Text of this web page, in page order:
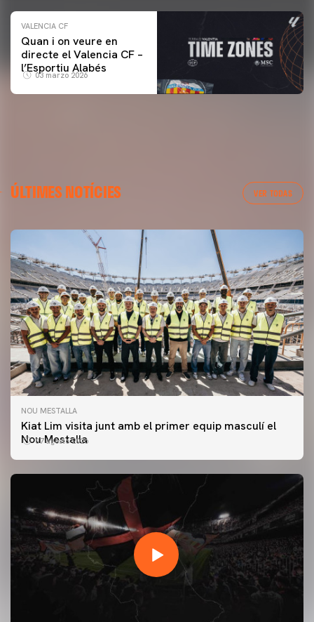
VALENCIA CF
Quan i on veure en
directe el Valencia CF –
l’Esportiu Alabés
03 marzo 2026
ÚLTIMES NOTÍCIES VER TODAS
NOU MESTALLA
Kiat Lim visita junt amb el primer equip masculí el
Nou Mestalla
07 agosto 2026